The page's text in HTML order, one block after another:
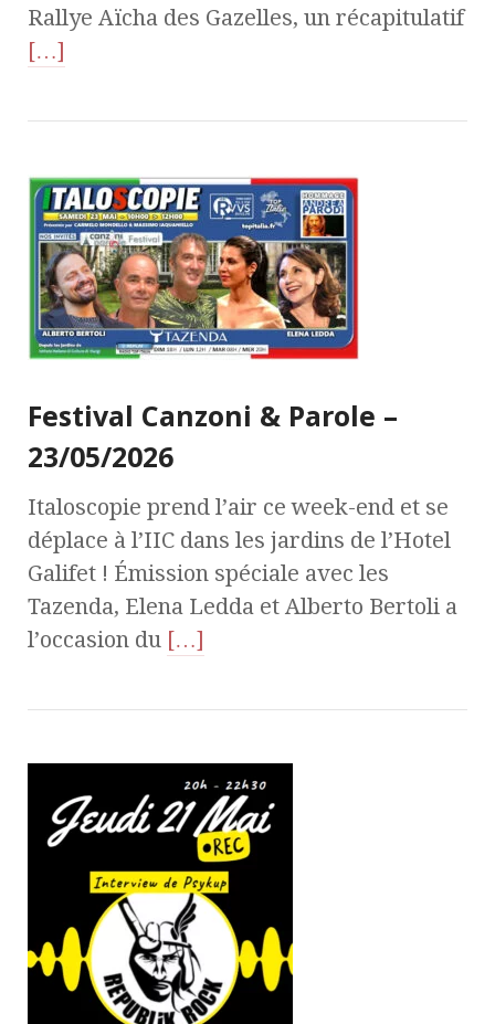
Rallye Aïcha des Gazelles, un récapitulatif
[…]
Festival Canzoni & Parole –
23/05/2026
Italoscopie prend l’air ce week-end et se
déplace à l’IIC dans les jardins de l’Hotel
Galifet ! Émission spéciale avec les
Tazenda, Elena Ledda et Alberto Bertoli a
l’occasion du […]